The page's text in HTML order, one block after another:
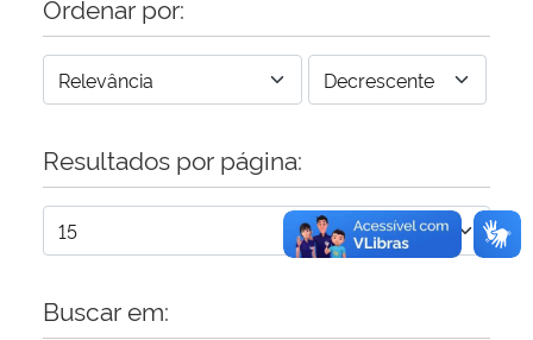
Gabinete de Segurança Institucional
Banco Central do Brasil
Planalto
Ordenar por:
Resultados por página:
Buscar em: